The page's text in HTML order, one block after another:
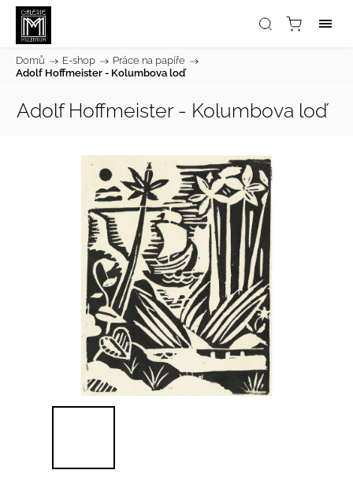
Domů / E-shop / Práce na papíře /
Adolf Hoffmeister - Kolumbova loď
Adolf Hoffmeister - Kolumbova loď